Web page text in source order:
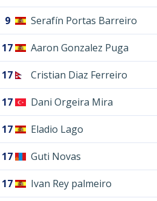
9 Serafín Portas Barreiro
17 Aaron Gonzalez Puga
17 Cristian Diaz Ferreiro
17 Dani Orgeira Mira
17 Eladio Lago
17 Guti Novas
17 Ivan Rey palmeiro